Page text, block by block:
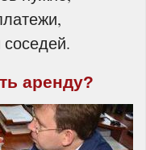
аренду?